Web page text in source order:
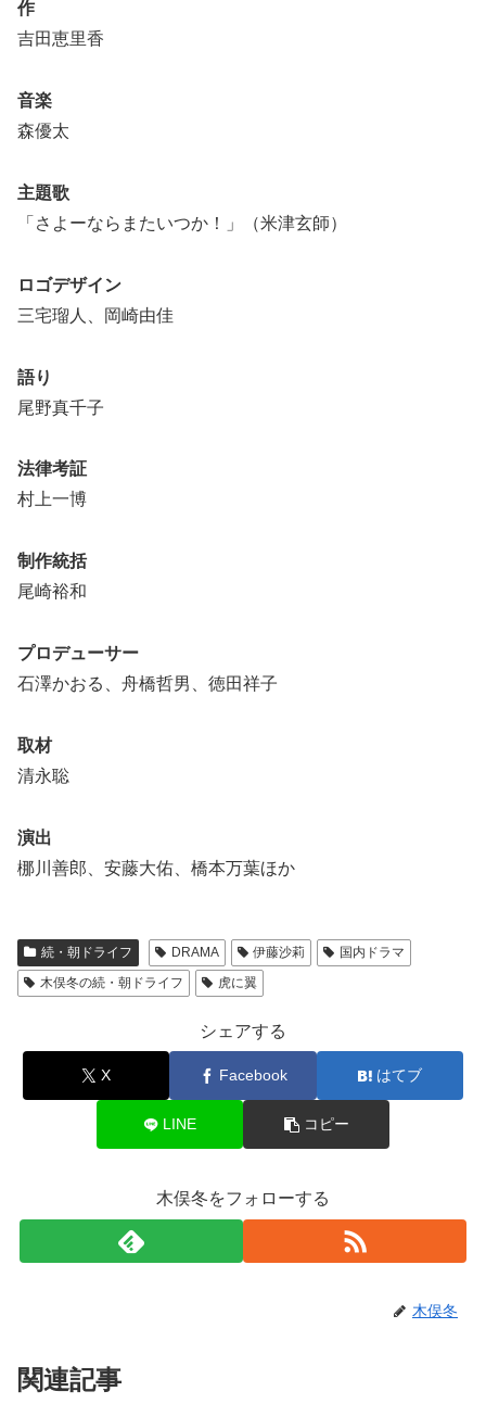
作
吉田恵里香
音楽
森優太
主題歌
「さよーならまたいつか！」（米津玄師）
ロゴデザイン
三宅瑠人、岡崎由佳
語り
尾野真千子
法律考証
村上一博
制作統括
尾崎裕和
プロデューサー
石澤かおる、舟橋哲男、徳田祥子
取材
清永聡
演出
梛川善郎、安藤大佑、橋本万葉ほか
続・朝ドライフ DRAMA 伊藤沙莉
国内ドラマ
木俣冬の続・朝ドライフ
虎に翼
シェアする
X Facebook はてブ
LINE コピー
木俣冬をフォローする
木俣冬
関連記事